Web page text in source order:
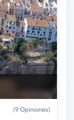
(9 Opiniones)